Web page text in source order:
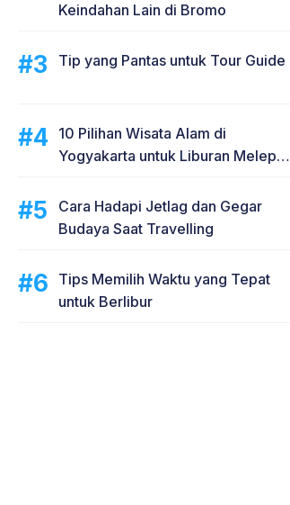
Keindahan Lain di Bromo
Tip yang Pantas untuk Tour Guide
10 Pilihan Wisata Alam di
Yogyakarta untuk Liburan Melepas
Cara Hadapi Jetlag dan Gegar
Budaya Saat Travelling
Tips Memilih Waktu yang Tepat
untuk Berlibur